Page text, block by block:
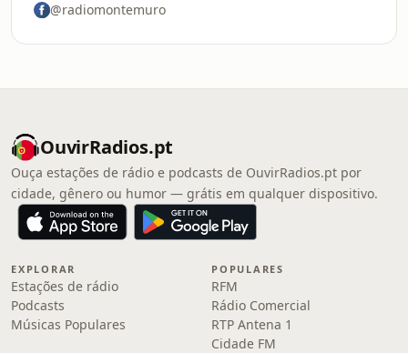
@radiomontemuro
OuvirRadios.pt
Ouça estações de rádio e podcasts de OuvirRadios.pt por
cidade, gênero ou humor — grátis em qualquer dispositivo.
EXPLORAR
Estações de rádio
Podcasts
Músicas Populares
POPULARES
RFM
Rádio Comercial
RTP Antena 1
Cidade FM